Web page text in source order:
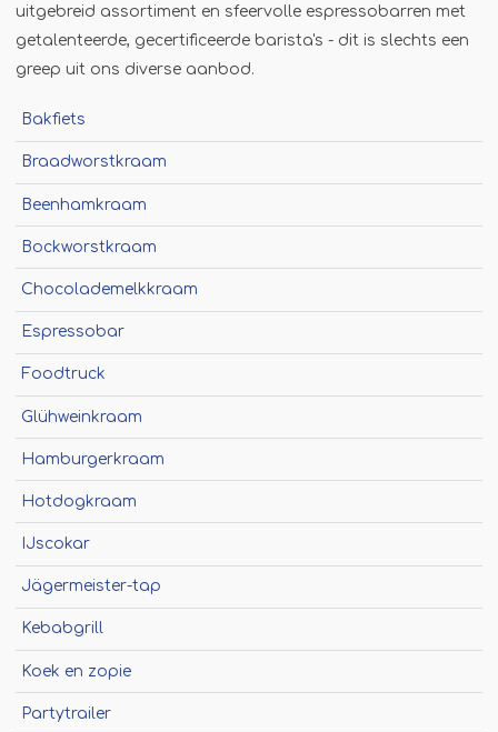
IJscokar
Jägermeister-tap
Kebabgrill
Partytrailer
Poffertjes
Slush
Slurphut
Soepkraam
Stroopwafelkraam
Sinaasappelpers
Suikerspinmachine
Wafelkraam
Winterkraam
uitgebreid assortiment en sfeervolle espressobarren met
getalenteerde, gecertificeerde barista's - dit is slechts een
greep uit ons diverse aanbod.
Bakfiets
Braadworstkraam
Beenhamkraam
Bockworstkraam
Chocolademelkkraam
Espressobar
Foodtruck
Glühweinkraam
Hamburgerkraam
Hotdogkraam
IJscokar
Jägermeister-tap
Kebabgrill
Koek en zopie
Partytrailer